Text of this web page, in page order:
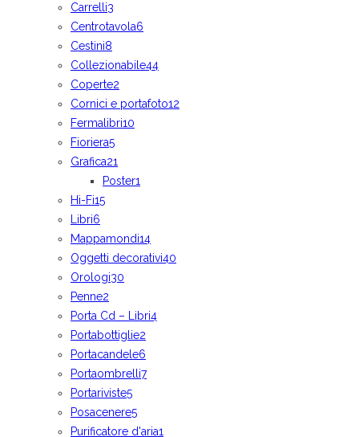
Carrelli3
Centrotavola6
Cestini8
Collezionabile44
Coperte2
Cornici e portafoto12
Fermalibri10
Fioriera5
Grafica21
Poster1
Hi-Fi15
Libri6
Mappamondi14
Oggetti decorativi40
Orologi30
Penne2
Porta Cd – Libri4
Portabottiglie2
Portacandele6
Portaombrelli7
Portariviste5
Posacenere5
Purificatore d'aria1